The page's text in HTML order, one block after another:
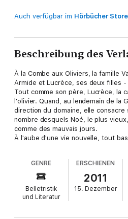
Auch verfügbar im Hörbücher Store
Beschreibung des
À la Combe aux Oliviers, la famille
Armide et Lucrèce, ses deux filles
Tout comme son père, Lucrèce, la
l'olivier. Quand, au lendemain de la
direction du domaine, elle consacre
nombre desquels Noé, le plus
comme des mauvais jours.
À l'aube d'une vie nouvelle, tout
et surtout se bat pour sa fille,
autant que pour la survie de ses
GENRE
Belletristik
und Literatur
ERSCHIENEN
2011
15. Dezember